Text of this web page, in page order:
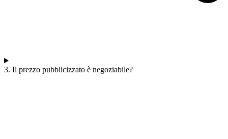
3. Il prezzo pubblicizzato è negoziabile?